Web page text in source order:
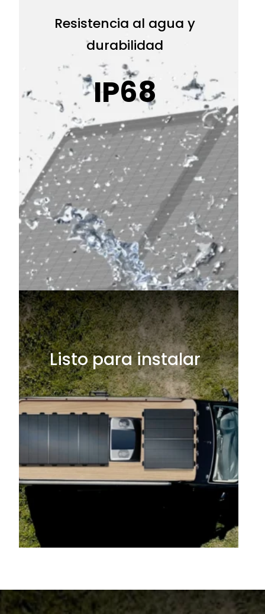
Resistencia al agua y
durabilidad
IP68
Listo para instalar